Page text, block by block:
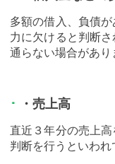
多額の借入、負債
力に欠けると判断
通らない場合があり
・売上高
直近３年分の売上
判断を行うといわれ